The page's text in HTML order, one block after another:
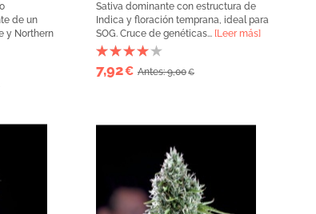
de un
y Northern
Sativa dominante con estructura de
Indica y floración temprana, ideal para
SOG. Cruce de genéticas... [Leer más]
7,92€ Antes: 9,00€